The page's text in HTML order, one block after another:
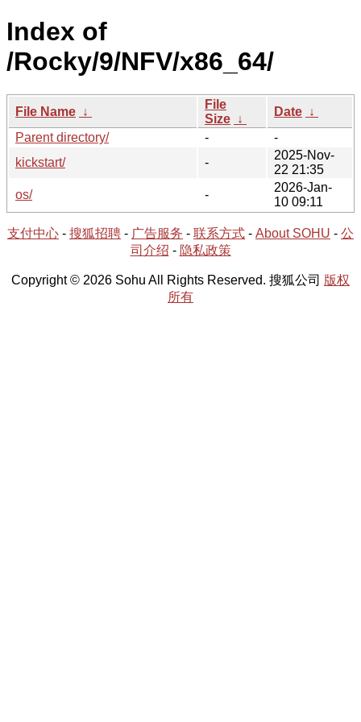
Index of
/Rocky/9/NFV/x86_64/
File Name ↓
File
Size ↓
Date ↓
Parent directory/
-
-
kickstart/
-
2025-Nov-
22 21:35
os/
-
2026-Jan-
10 09:11
支付中心 - 搜狐招聘 - 广告服务 - 联系方式 - About SOHU - 公
司介绍 - 隐私政策
Copyright © 2026 Sohu All Rights Reserved. 搜狐公司 版权
所有